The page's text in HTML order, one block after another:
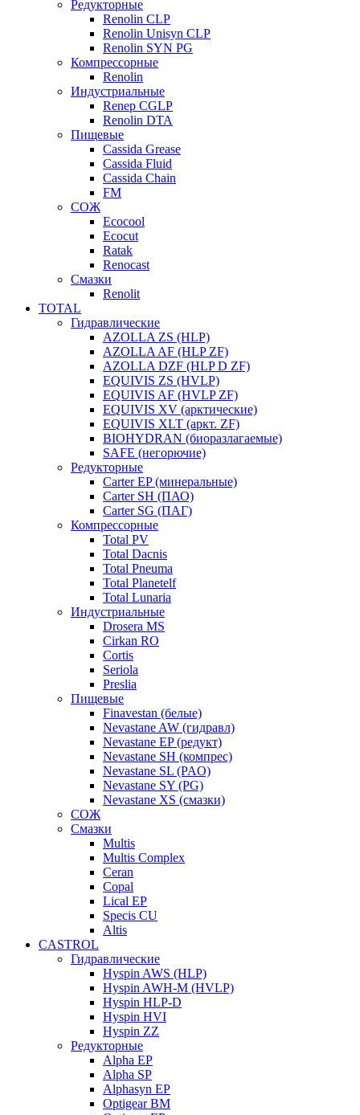
Редукторные
Renolin CLP
Renolin Unisyn CLP
Renolin SYN PG
Компрессорные
Renolin
Индустриальные
Renep CGLP
Renolin DTA
Пищевые
Cassida Grease
Cassida Fluid
Cassida Chain
FM
СОЖ
Ecocool
Ecocut
Ratak
Renocast
Смазки
Renolit
TOTAL
Гидравлические
AZOLLA ZS (HLP)
AZOLLA AF (HLP ZF)
AZOLLA DZF (HLP D ZF)
EQUIVIS ZS (HVLP)
EQUIVIS AF (HVLP ZF)
EQUIVIS XV (арктические)
EQUIVIS XLT (аркт. ZF)
BIOHYDRAN (биоразлагаемые)
SAFE (негорючие)
Редукторные
Carter EP (минеральные)
Carter SH (ПАО)
Carter SG (ПАГ)
Компрессорные
Total PV
Total Dacnis
Total Pneuma
Total Planetelf
Total Lunaria
Индустриальные
Drosera MS
Cirkan RO
Cortis
Seriola
Preslia
Пищевые
Finavestan (белые)
Nevastane AW (гидравл)
Nevastane EP (редукт)
Nevastane SH (компрес)
Nevastane SL (PAO)
Nevastane SY (PG)
Nevastane XS (смазки)
СОЖ
Смазки
Multis
Multis Complex
Ceran
Copal
Lical EP
Specis CU
Altis
CASTROL
Гидравлические
Hyspin AWS (HLP)
Hyspin AWH-M (HVLP)
Hyspin HLP-D
Hyspin HVI
Hyspin ZZ
Редукторные
Alpha EP
Alpha SP
Alphasyn EP
Optigear BM